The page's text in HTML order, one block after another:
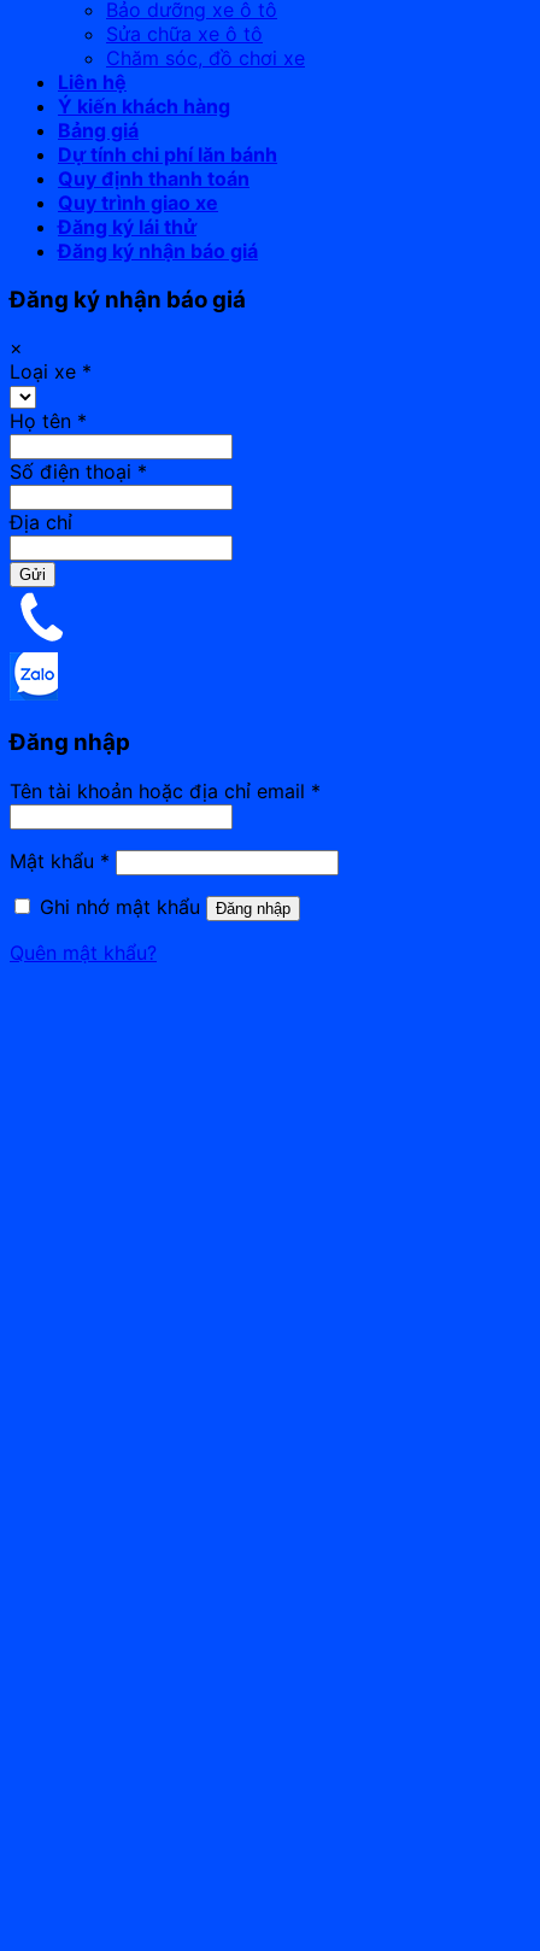
Bảo dưỡng xe ô tô
Sửa chữa xe ô tô
Chăm sóc, đồ chơi xe
Liên hệ
Ý kiến khách hàng
Bảng giá
Dự tính chi phí lăn bánh
Quy định thanh toán
Quy trình giao xe
Đăng ký lái thử
Đăng ký nhận báo giá
Đăng ký nhận báo giá
×
Loại xe *
Họ tên *
Số điện thoại *
Địa chỉ
Gửi
Đăng nhập
Tên tài khoản hoặc địa chỉ email *
Mật khẩu * Bắt
buộc
Ghi nhớ mật khẩu
Đăng nhập
Quên mật khẩu?